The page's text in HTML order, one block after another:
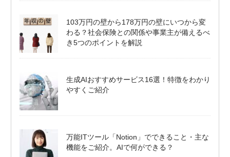
103万円の壁から178万円の壁にいつから変
わる？社会保険との関係や事業主が備えるべ
き5つのポイントを解説
生成AIおすすめサービス16選！特徴をわかり
やすくご紹介
万能ITツール「Notion」でできること・主な
機能をご紹介。AIで何ができる？